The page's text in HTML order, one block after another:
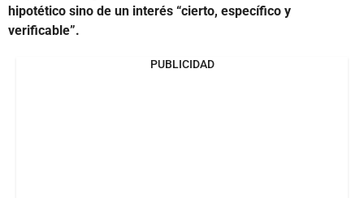
hipotético sino de un interés “cierto, específico y
verificable”.
PUBLICIDAD